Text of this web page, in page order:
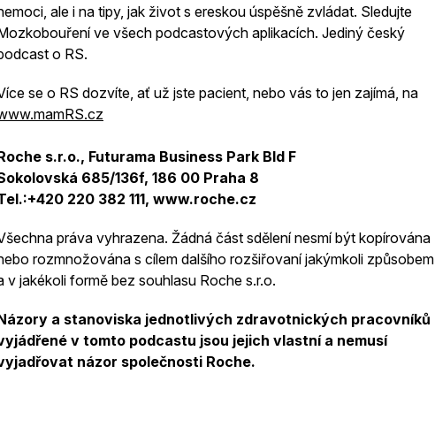
ale i na tipy, jak život s ereskou úspěšně zvládat. Sledujte
ve všech podcastových aplikacích. Jediný český
o RS.
se o RS dozvíte, ať už jste pacient, nebo vás to jen zajímá, na
s.r.o., Futurama Business Park Bld F
685/136f, 186 00 Praha 8
220 382 111, www.roche.cz
práva vyhrazena. Žádná část sdělení nesmí být kopírována
rozmnožována s cílem dalšího rozšiřovaní jakýmkoli způsobem
v jakékoli formě bez souhlasu Roche s.r.o.
a stanoviska jednotlivých zdravotnických pracovníků
v tomto podcastu jsou jejich vlastní a nemusí
názor společnosti Roche.